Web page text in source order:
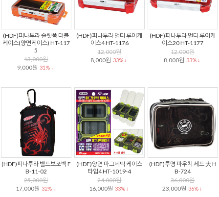
(HDF)피나투라 슬릿폼 더블
케이스(양면케이스) HT-117
5
13,000원
9,000원 31% ↓
(HDF)피나투라 멀티 루어케
이스4 HT-1176
12,000원
8,000원 33% ↓
(HDF)피나투라 멀티 루어케
이스20 HT-1177
12,000원
8,000원 33% ↓
(HDF)피나투라 벨트보조백 F
B-11-02
25,000원
17,000원 32% ↓
(HDF)양면 마그네틱 케이스
타입4 HT-1019-4
24,000원
16,000원 33% ↓
(HDF)투명 파우치 세트 大 H
B-724
36,000원
23,000원 36% ↓